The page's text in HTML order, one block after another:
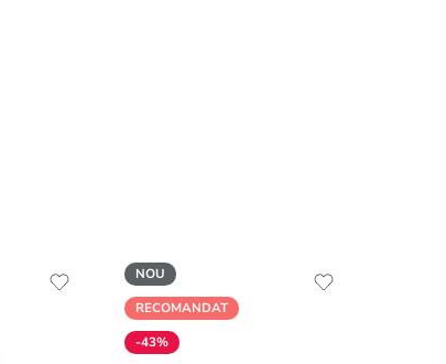
NOU
RECOMANDAT
-43%